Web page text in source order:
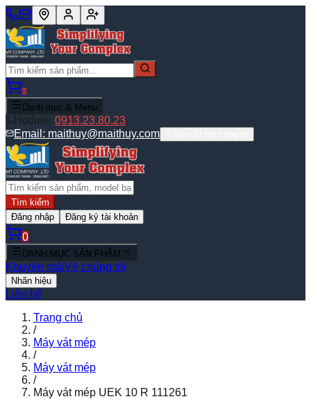
0
Danh mục & Menu
Hotline: 0913.23.80.23
Email: maithuy@maithuy.com
Tìm kiếm
Đăng nhập
Đăng ký tài khoản
0
DANH MỤC SẢN PHẨM
Khuyến mãiVề chúng tôi
Nhãn hiệu
Liên hệ
Trang chủ
/
Máy vát mép
/
Máy vát mép
/
Máy vát mép UEK 10 R 111261